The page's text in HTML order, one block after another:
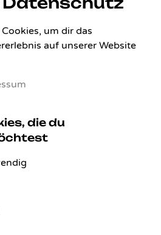
um dir das
auf unserer Website
die du